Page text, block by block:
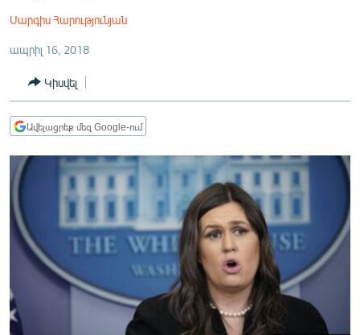
ՏՆՏԵՍՈՒԹՅՈՒՆ
ՂԱՐԱԲԱՂ
ՏԱՐԱԾԱՇՐՋԱՆ
ՄԻՋԱԶԳԱՅԻՆ
ՄՇԱԿՈՒՅԹ
ՍՊՈՐՏ
ՄԵԿՆԱԲԱՆՈՒԹՅՈՒՆ
ՏՏ ԵՒ ԻՆՏԵՐՆԵՏ
Սարգիս Հարությունյան
ապրիլ 16, 2018
Կիսվել
Ավելացրեք մեզ Google-ում